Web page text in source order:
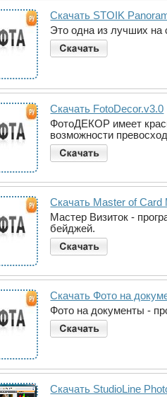
Скачать STOIK
Это одна из лучших на
Скачать FotoDecor.v3.0
ФотоДЕКОР имеет
возможности
Скачать Master of Card
Мастер Визиток -
бейджей.
Скачать Фото на
Фото на документы -
Скачать StudioLine